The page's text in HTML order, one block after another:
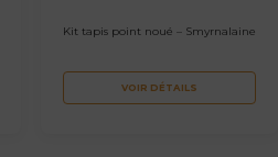
Kit tapis point noué – Smyrnalaine
VOIR DÉTAILS